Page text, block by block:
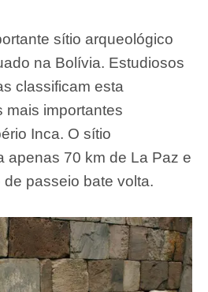
sítio arqueológico
na Bolívia. Estudiosos
classificam esta
mais importantes
Inca. O sítio
apenas 70 km de La Paz e
passeio bate volta.